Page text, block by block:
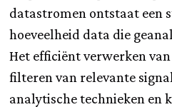
datastromen ontstaat een
hoeveelheid data die
Het efficiënt verwerken
filteren van relevante
analytische technieken en